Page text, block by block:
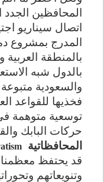
المحافظين الجدد
اتصال سيناريو
المدرج بمشروع
بالمنطقة
بالدول شبه
والسعودية
فخذيها للقواعد
توسعية متوهمة
حركات البابك
المحافظاتية
قد يحتفظ
وتنويعاتهم